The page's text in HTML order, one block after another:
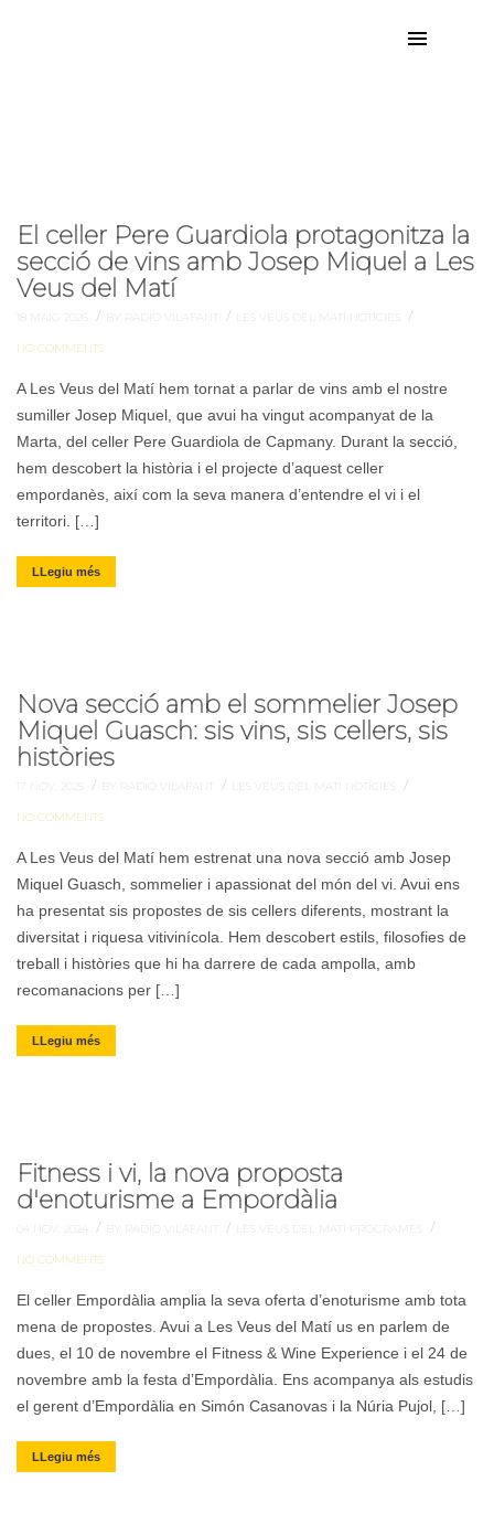
El celler Pere Guardiola protagonitza la
secció de vins amb Josep Miquel a Les
Veus del Matí
18 MAIG 2026 / BY RADIO VILAFANT / LES VEUS DEL MATÍ NOTÍCIES /
NO COMMENTS
A Les Veus del Matí hem tornat a parlar de vins amb el nostre
sumiller Josep Miquel, que avui ha vingut acompanyat de la
Marta, del celler Pere Guardiola de Capmany. Durant la secció,
hem descobert la història i el projecte d’aquest celler
empordanès, així com la seva manera d’entendre el vi i el
territori. […]
LLegiu més
Nova secció amb el sommelier Josep
Miquel Guasch: sis vins, sis cellers, sis
històries
/ BY RADIO VILAFANT / LES VEUS DEL MATÍ NOTÍCIES /
NO COMMENTS
A Les Veus del Matí hem estrenat una nova secció amb Josep
Miquel Guasch, sommelier i apassionat del món del vi. Avui ens
ha presentat sis propostes de sis cellers diferents, mostrant la
diversitat i riquesa vitivinícola. Hem descobert estils, filosofies de
treball i històries que hi ha darrere de cada ampolla, amb
recomanacions per […]
LLegiu més
Fitness i vi, la nova proposta
d'enoturisme a Empordàlia
04 NOV. 2024 / BY RADIO VILAFANT / LES VEUS DEL MATÍ PROGRAMES /
NO COMMENTS
El celler Empordàlia amplia la seva oferta d’enoturisme amb tota
mena de propostes. Avui a Les Veus del Matí us en parlem de
dues, el 10 de novembre el Fitness & Wine Experience i el 24 de
novembre amb la festa d’Empordàlia. Ens acompanya als estudis
el gerent d’Empordàlia en Simón Casanovas i la Núria Pujol, […]
LLegiu més